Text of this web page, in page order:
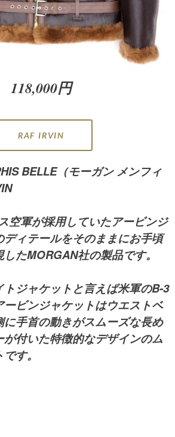
118,000円
RAF IRVIN
BELLE（モーガン メンフィ
空軍が採用していたアービンジ
ディテールをそのままにお手頃
たMORGAN社の製品です。
ジャケットと言えば米軍のB-3
ビンジャケットはウエストベ
手首の動きがスムーズな長め
付いた特徴的なデザインのム
す。